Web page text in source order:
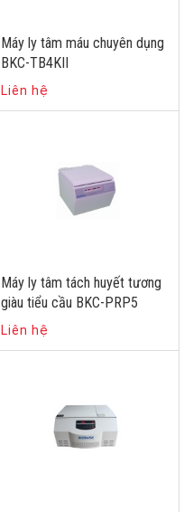
Máy ly tâm máu chuyên dụng
BKC-TB4KII
Liên hệ
Máy ly tâm tách huyết tương
giàu tiểu cầu BKC-PRP5
Liên hệ